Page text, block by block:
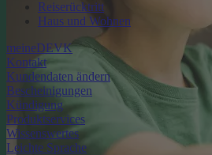
Reiserücktritt
Haus und Wohnen
meineDEVK
Kontakt
Kundendaten ändern
Bescheinigungen
Kündigung
Produktservices
Wissenswertes
Leichte Sprache